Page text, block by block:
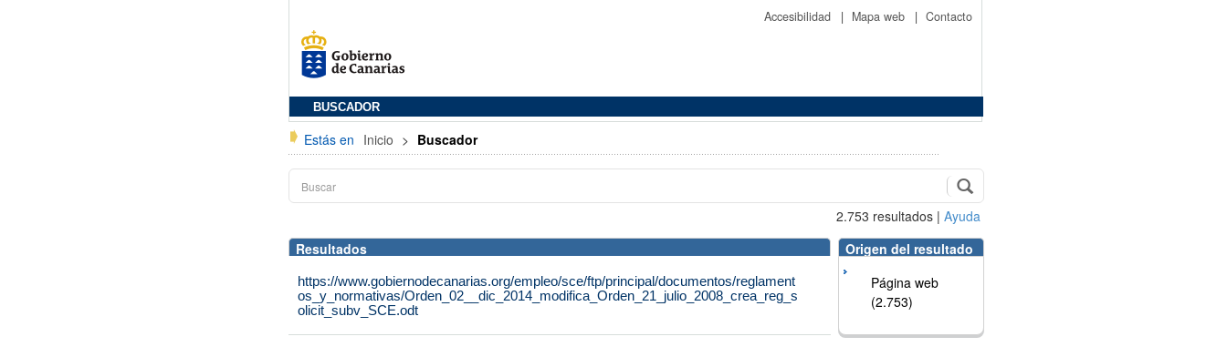
Accesibilidad | Mapa web | Contacto
BUSCADOR
Estás en Inicio > Buscador
2.753 resultados | Ayuda
Resultados
https://www.gobiernodecanarias.org/empleo/sce/ftp/principal/documentos/reglament
os_y_normativas/Orden_02__dic_2014_modifica_Orden_21_julio_2008_crea_reg_s
olicit_subv_SCE.odt
Origen del resultado
Página web
(2.753)